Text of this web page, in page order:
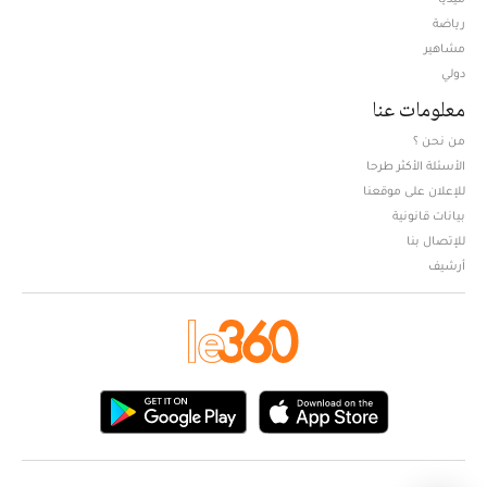
رياضة
مشاهير
دولي
معلومات عنا
من نحن ؟
الأسئلة الأكثر طرحا
للإعلان على موقعنا
بيانات قانونية
للإتصال بنا
أرشيف